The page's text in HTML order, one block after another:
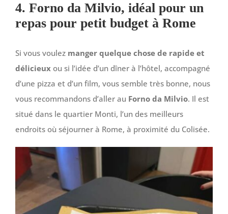
4. Forno da Milvio, idéal pour un
repas pour petit budget à Rome
Si vous voulez manger quelque chose de rapide et
délicieuxou si l’idée d’un dîner à l’hôtel, accompagné
d’une pizza et d’un film, vous semble très bonne, nous
vous recommandons d’aller au Forno da Milvio. Il est
situé dans le quartier Monti, l’un des meilleurs
endroits où séjourner à Rome, à proximité du Colisée.